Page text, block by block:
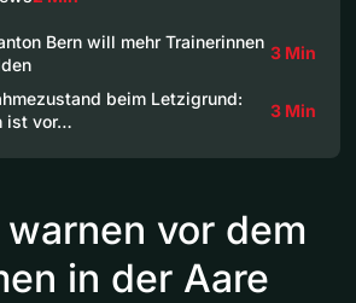
Bern will mehr Trainerinnen
3 Min
beim Letzigrund:
ist vor…
3 Min
vor dem
in der Aare